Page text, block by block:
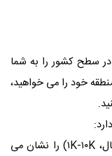
سطح کشور را به شما
خود را می خواهید،
محدوده وسیعی از حجم جستجو (به عنوان مثال، ۱K-۱۰K) را نشان می